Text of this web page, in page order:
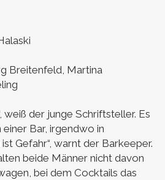
Breitenfeld, Martina
weiß der junge Schriftsteller. Es
Bar, irgendwo in
Gefahr“, warnt der Barkeeper.
beide Männer nicht davon
bei dem Cocktails das